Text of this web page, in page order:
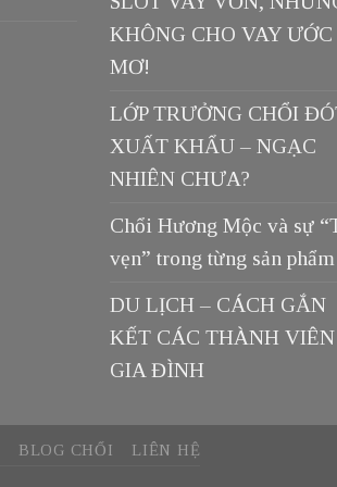
KHÔNG CHO VAY ƯỚC
MƠ!
LỚP TRƯỞNG CHỔI
XUẤT KHẨU – NGẠC
NHIÊN CHƯA?
Chổi Hương Mộc và sự
vẹn” trong từng sản phẩm
DU LỊCH – CÁCH GẮN
KẾT CÁC THÀNH VIÊN
GIA ĐÌNH
BLOG CHỔI LIÊN HỆ